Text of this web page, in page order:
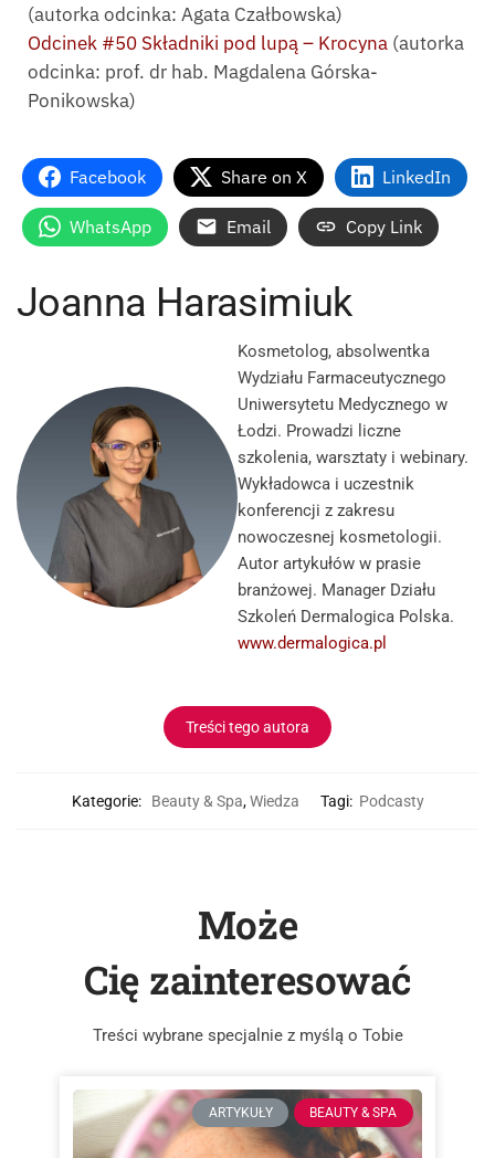
(autorka odcinka: Agata Czałbowska)
Odcinek #50 Składniki pod lupą – Krocyna (autorka
odcinka: prof. dr hab. Magdalena Górska-
Ponikowska)
Facebook Share on X LinkedIn
WhatsApp Email Copy Link
Joanna Harasimiuk
Kosmetolog, absolwentka
Wydziału Farmaceutycznego
Uniwersytetu Medycznego w
Łodzi. Prowadzi liczne
szkolenia, warsztaty i webinary.
Wykładowca i uczestnik
konferencji z zakresu
nowoczesnej kosmetologii.
Autor artykułów w prasie
branżowej. Manager Działu
Szkoleń Dermalogica Polska.
www.dermalogica.pl
Treści tego autora
Kategorie: Beauty & Spa,Wiedza Tagi: Podcasty
Może
Cię zainteresować
Treści wybrane specjalnie z myślą o Tobie
ARTYKUŁY BEAUTY & SPA